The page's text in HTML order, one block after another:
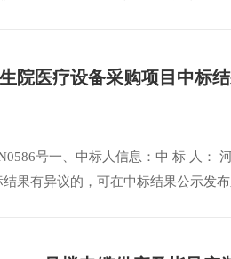
院医疗设备采购项目中标
号一、中标人信息：中 标 人：
果有异议的，可在中标结果公示发